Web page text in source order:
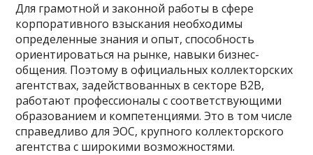
Для грамотной и законной работы в сфере
корпоративного взыскания необходимы
определенные знания и опыт, способность
ориентироваться на рынке, навыки бизнес-
общения. Поэтому в официальных коллекторских
агентствах, задействованных в секторе B2B,
работают профессионалы с соответствующими
образованием и компетенциями. Это в том числе
справедливо для ЭОС, крупного коллекторского
агентства с широкими возможностями.